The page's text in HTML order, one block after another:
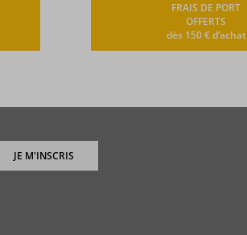
FRAIS DE PORT
OFFERTS
dès 150 € d’achat
JE M'INSCRIS